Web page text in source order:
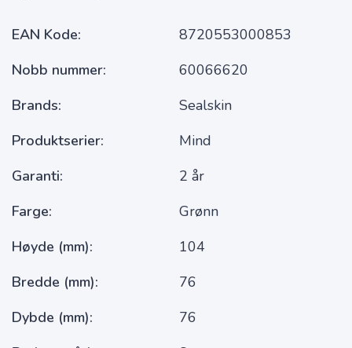
EAN Kode
8720553000853
Nobb nummer
60066620
Brands
Sealskin
Produktserier
Mind
Garanti
2 år
Farge
Grønn
Høyde (mm)
104
Bredde (mm)
76
Dybde (mm)
76